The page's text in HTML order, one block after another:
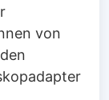
von